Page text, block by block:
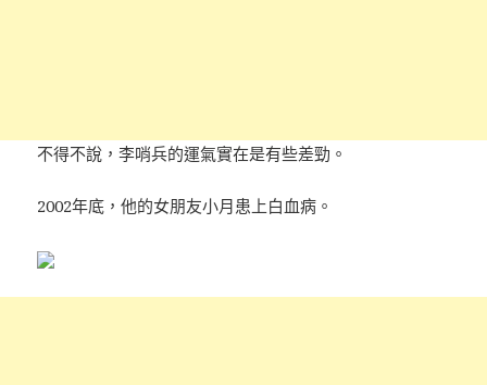
不得不說，李哨兵的運氣實在是有些差勁。
2002年底，他的女朋友小月患上白血病。